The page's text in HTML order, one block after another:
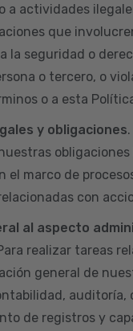
a actividades
que
la seguridad o
o tercero, o
o a esta
y obligaciones
obligaciones
el marco de
con
al aspecto
realizar tareas
general de
auditoría,
de registros y